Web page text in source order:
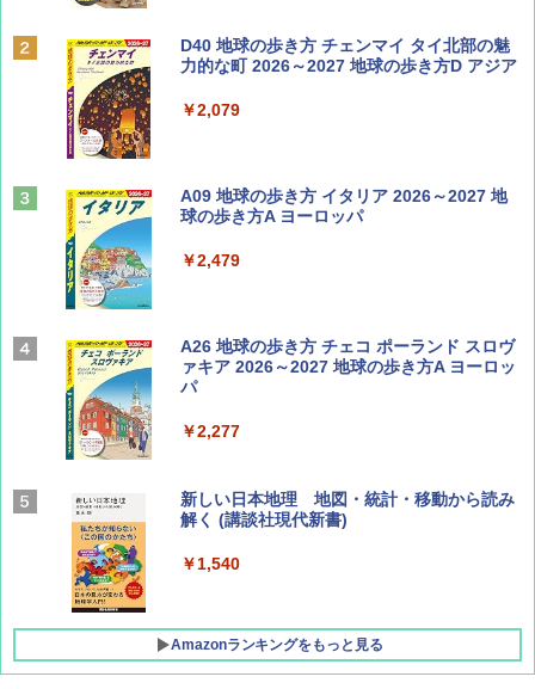
ディズニーファン ２０２６年 ９月号 [雑
誌] (ＤＩＳＮＥＹ ＦＡＮ)
￥713
山と溪谷 2026年8月号「南アルプス大全」
Coyote No.89 特集 星野道夫 夢見る旅
￥1,540
AIRLINE（エアライン）2026年9月号【特
集】ボーイング110周年を祝して！
￥1,760
D40 地球の歩き方 チェンマイ タイ北部の魅
力的な町 2026～2027 地球の歩き方D アジア
￥2,079
A09 地球の歩き方 イタリア 2026～2027 地
球の歩き方A ヨーロッパ
￥2,479
A26 地球の歩き方 チェコ ポーランド スロヴ
ァキア 2026～2027 地球の歩き方A ヨーロッ
パ
￥2,277
新しい日本地理 地図・統計・移動から読み
解く (講談社現代新書)
￥1,540
Amazonランキングをもっと見る